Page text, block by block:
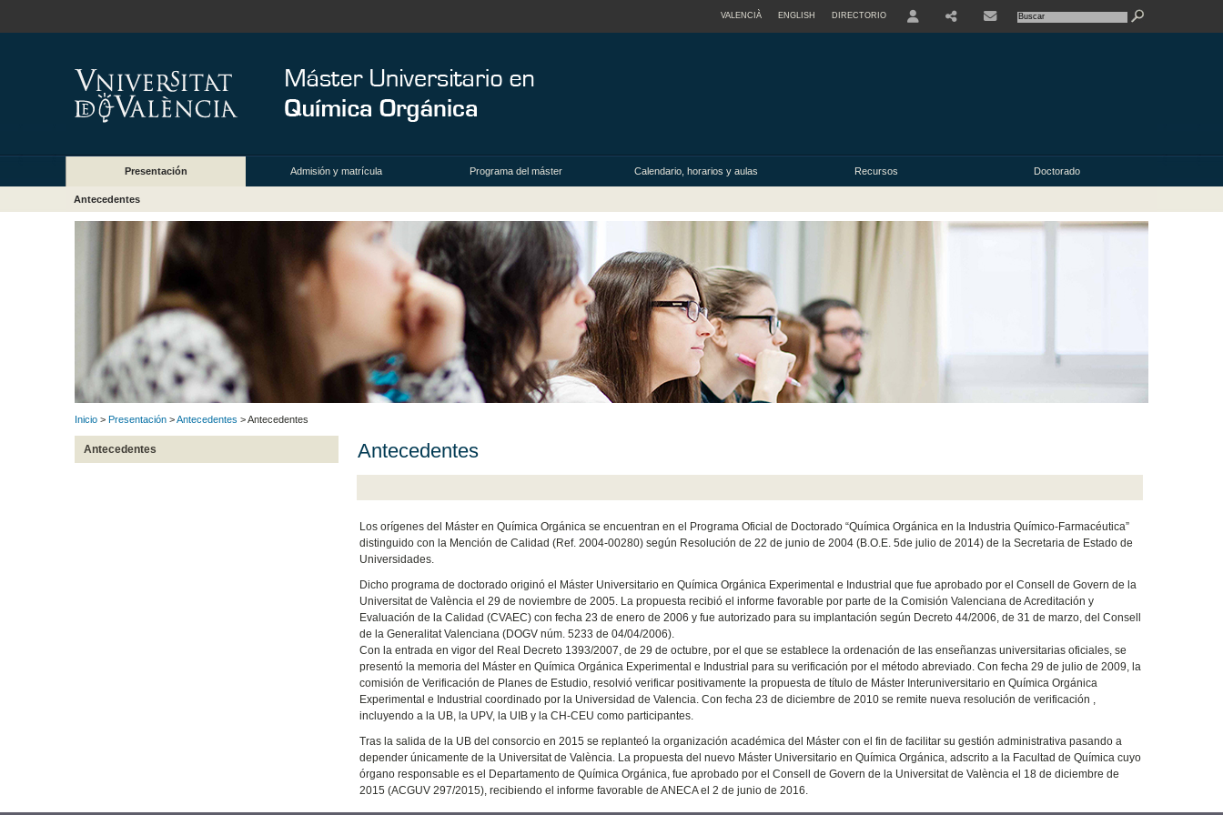
VALENCIÀ ENGLISH DIRECTORIO
Presentación Admisión y matrícula Programa del máster Calendario, horarios y aulas Recursos Doctorado
Antecedentes
Inicio > Presentación >Antecedentes > Antecedentes
Antecedentes Antecedentes
Los orígenes del Máster en Química Orgánica se encuentran en el Programa Oficial de Doctorado “Química Orgánica en la Industria Químico-Farmacéutica”
distinguido con la Mención de Calidad (Ref. 2004-00280) según Resolución de 22 de junio de 2004 (B.O.E. 5de julio de 2014) de la Secretaria de Estado de
Universidades.
Dicho programa de doctorado originó el Máster Universitario en Química Orgánica Experimental e Industrial que fue aprobado por el Consell de Govern de la
Universitat de València el 29 de noviembre de 2005. La propuesta recibió el informe favorable por parte de la Comisión Valenciana de Acreditación y
Evaluación de la Calidad (CVAEC) con fecha 23 de enero de 2006 y fue autorizado para su implantación según Decreto 44/2006, de 31 de marzo, del Consell
de la Generalitat Valenciana (DOGV núm. 5233 de 04/04/2006).
Con la entrada en vigor del Real Decreto 1393/2007, de 29 de octubre, por el que se establece la ordenación de las enseñanzas universitarias oficiales, se
presentó la memoria del Máster en Química Orgánica Experimental e Industrial para su verificación por el método abreviado. Con fecha 29 de julio de 2009, la
comisión de Verificación de Planes de Estudio, resolvió verificar positivamente la propuesta de título de Máster Interuniversitario en Química Orgánica
Experimental e Industrial coordinado por la Universidad de Valencia. Con fecha 23 de diciembre de 2010 se remite nueva resolución de verificación ,
incluyendo a la UB, la UPV, la UIB y la CH-CEU como participantes.
Tras la salida de la UB del consorcio en 2015 se replanteó la organización académica del Máster con el fin de facilitar su gestión administrativa pasando a
depender únicamente de la Universitat de València. La propuesta del nuevo Máster Universitario en Química Orgánica, adscrito a la Facultad de Química cuyo
órgano responsable es el Departamento de Química Orgánica, fue aprobado por el Consell de Govern de la Universitat de València el 18 de diciembre de
2015 (ACGUV 297/2015), recibiendo el informe favorable de ANECA el 2 de junio de 2016.